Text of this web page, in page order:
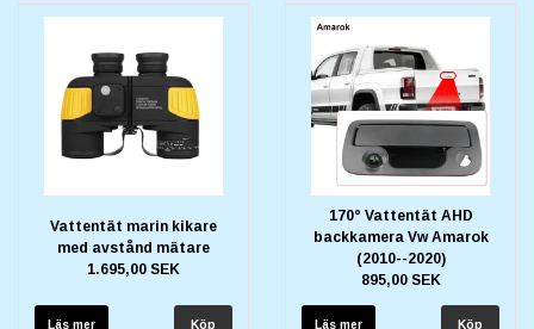
Vattentät marin kikare
med avstånd mätare
1.695,00 SEK
Läs mer
170° Vattentät AHD
backkamera Vw Amarok
(2010--2020)
895,00 SEK
Läs mer